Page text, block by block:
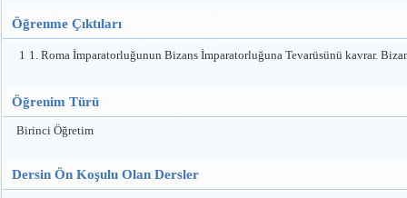
Öğrenme Çıktıları
1 1. Roma İmparatorluğunun Bizans İmparatorluğuna Tevarüsünü kavrar.
Öğrenim Türü
Birinci Öğretim
Dersin Ön Koşulu Olan Dersler